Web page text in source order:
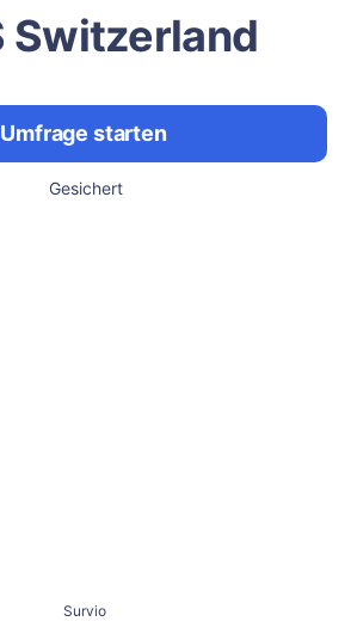
Switzerland
Umfrage starten
Gesichert
Survio